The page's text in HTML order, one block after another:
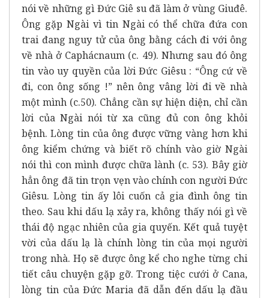
nói về những gì Đức Giê su đã làm ở vùng Giuđê.
Ông gặp Ngài vì tin Ngài có thể chữa đứa con
trai đang nguy tử của ông bằng cách đi với ông
về nhà ở Caphácnaum (c. 49). Nhưng sau đó ông
tin vào uy quyền của lời Đức Giêsu : “Ông cứ về
đi, con ông sống !” nên ông vâng lời đi về nhà
một mình (c.50). Chẳng cần sự hiện diện, chỉ cần
lời của Ngài nói từ xa cũng đủ con ông khỏi
bệnh. Lòng tin của ông được vững vàng hơn khi
ông kiểm chứng và biết rõ chính vào giờ Ngài
nói thì con mình được chữa lành (c. 53). Bây giờ
hẳn ông đã tin trọn vẹn vào chính con người Đức
Giêsu. Lòng tin ấy lôi cuốn cả gia đình ông tin
theo. Sau khi dấu lạ xảy ra, không thấy nói gì về
thái độ ngạc nhiên của gia quyến. Kết quả tuyệt
vời của dấu lạ là chính lòng tin của mọi người
trong nhà. Họ sẽ được ông kể cho nghe từng chi
tiết câu chuyện gặp gỡ. Trong tiệc cưới ở Cana,
lòng tin của Đức Maria đã dẫn đến dấu lạ đầu